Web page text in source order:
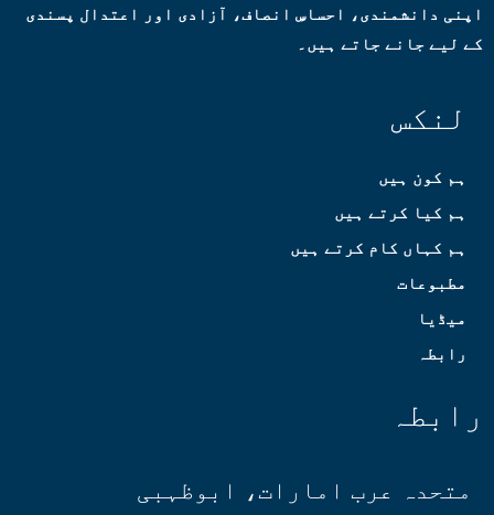
اپنی دانشمندی، احساسِ انصاف، آزادی اور اعتدال پسندی
کے لیے جانے جاتے ہیں۔
لنکس
ہم کون ہیں
ہم کیا کرتے ہیں
ہم کہاں کام کرتے ہیں
مطبوعات
میڈیا
رابطہ
رابطہ
متحدہ عرب امارات، ابوظہبی